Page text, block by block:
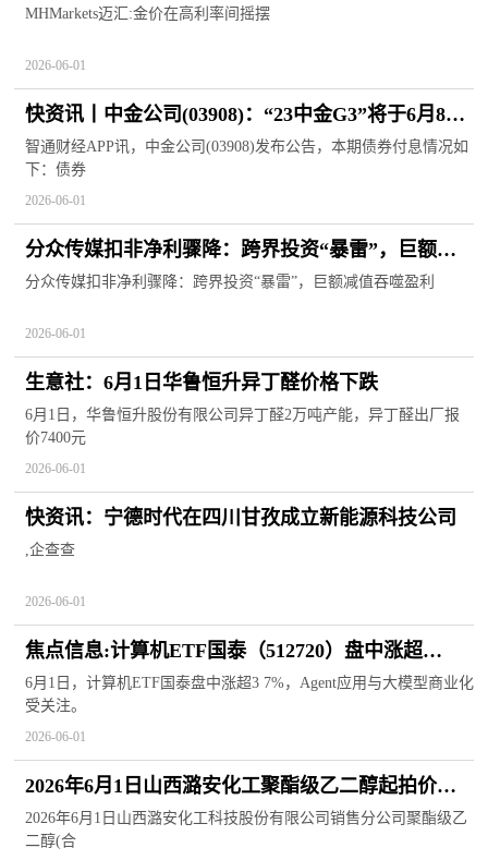
MHMarkets迈汇:金价在高利率间摇摆
2026-06-01
快资讯丨中金公司(03908)：“23中金G3”将于6月8日
付息
智通财经APP讯，中金公司(03908)发布公告，本期债券付息情况如
下：债券
2026-06-01
分众传媒扣非净利骤降：跨界投资“暴雷”，巨额减
值吞噬盈利
分众传媒扣非净利骤降：跨界投资“暴雷”，巨额减值吞噬盈利
2026-06-01
生意社：6月1日华鲁恒升异丁醛价格下跌
6月1日，华鲁恒升股份有限公司异丁醛2万吨产能，异丁醛出厂报
价7400元
2026-06-01
快资讯：宁德时代在四川甘孜成立新能源科技公司
,企查查
2026-06-01
焦点信息:计算机ETF国泰（512720）盘中涨超
3.7%，Agent应用与大模型商业化受关注
6月1日，计算机ETF国泰盘中涨超3 7%，Agent应用与大模型商业化
受关注。
2026-06-01
2026年6月1日山西潞安化工聚酯级乙二醇起拍价
4050元/吨
2026年6月1日山西潞安化工科技股份有限公司销售分公司聚酯级乙
二醇(合